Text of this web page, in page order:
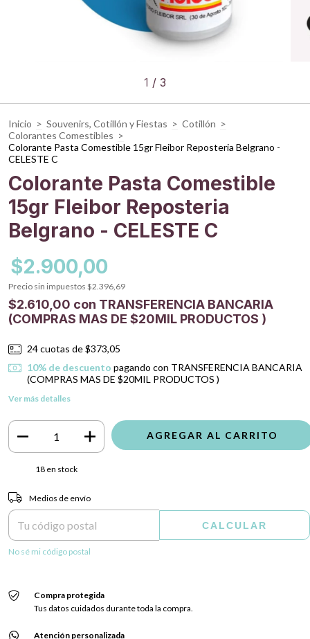
1 / 3
Inicio > Souvenirs, Cotillón y Fiestas > Cotillón >
Colorantes Comestibles >
Colorante Pasta Comestible 15gr Fleibor Reposteria Belgrano -
CELESTE C
Colorante Pasta Comestible
15gr Fleibor Reposteria
Belgrano - CELESTE C
$2.900,00
Precio sin impuestos $2.396,69
$2.610,00 con TRANSFERENCIA BANCARIA
(COMPRAS MAS DE $20MIL PRODUCTOS )
24cuotas de$373,05
10% de descuento pagando con TRANSFERENCIA BANCARIA
(COMPRAS MAS DE $20MIL PRODUCTOS )
Ver más detalles
18en stock
Entregas para el CP:
Medios de envío
CALCULAR
No sé mi código postal
Compra protegida
Tus datos cuidados durante toda la compra.
Atención personalizada